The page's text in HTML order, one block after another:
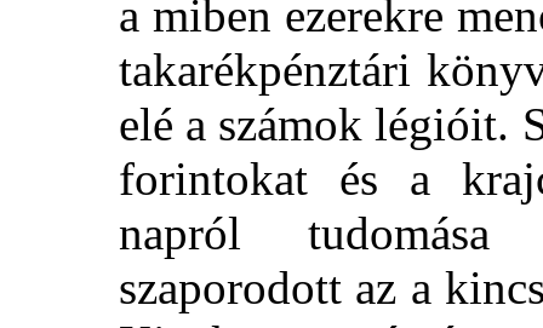
a miben ezerekre
takarékpénztári
elé a számok légióit.
forintokat és a
napról
szaporodott az a